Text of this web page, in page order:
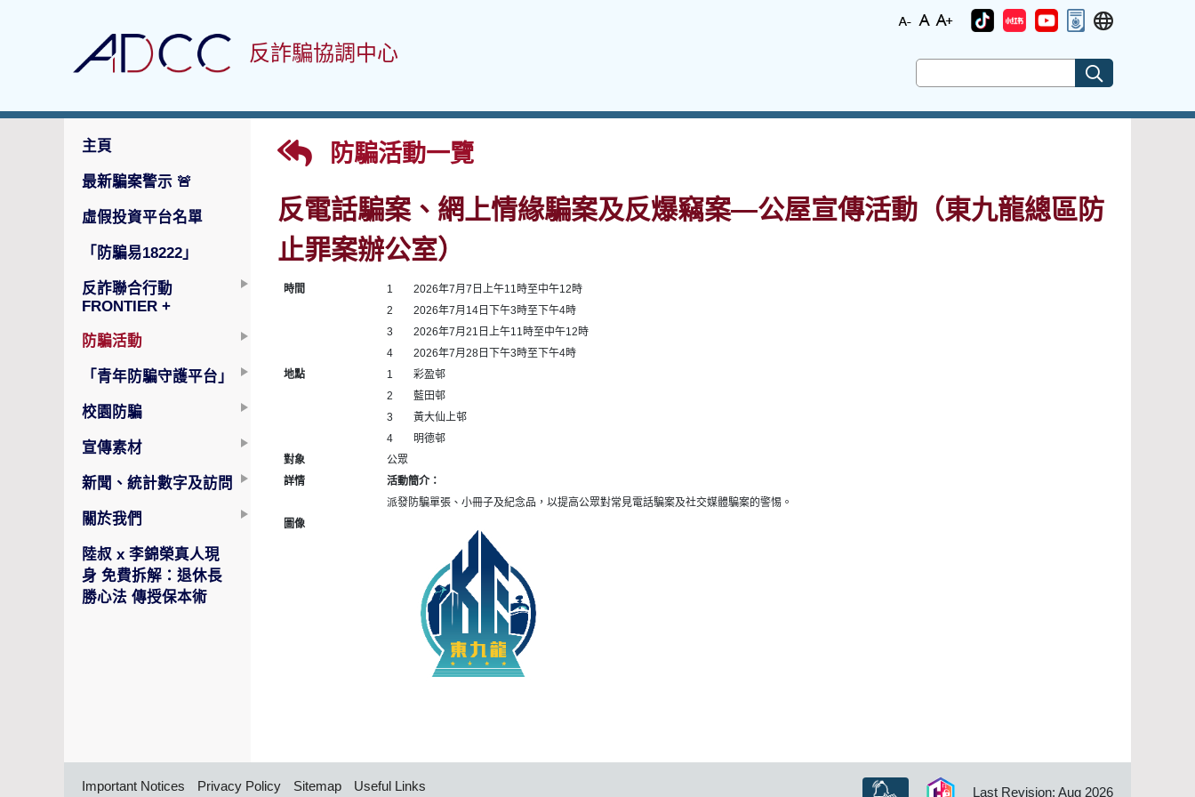
反詐騙協調中心
主頁
最新騙案警示 🚨
虛假投資平台名單
「防騙易18222」
反詐聯合行動
FRONTIER +
防騙活動
「青年防騙守護平台」
校園防騙
宣傳素材
新聞、統計數字及訪問
關於我們
陸叔 x 李錦榮真人現
身 免費拆解：退休長
勝心法 傳授保本術
防騙活動一覽
反電話騙案、網上情緣騙案及反爆竊案—公屋宣傳活動（東九龍總區防
止罪案辦公室）
時間
1
2
3
4
2026年7月7日上午11時至中午12時
2026年7月14日下午3時至下午4時
2026年7月21日上午11時至中午12時
2026年7月28日下午3時至下午4時
地點
1
2
3
4
彩盈邨
藍田邨
黃大仙上邨
明德邨
對象
公眾
詳情
活動簡介：
派發防騙單張、小冊子及紀念品，以提高公眾對常見電話騙案及社交媒體騙案的警惕。
圖像
Important Notices Privacy Policy Sitemap Useful Links Last Revision: Aug 2026